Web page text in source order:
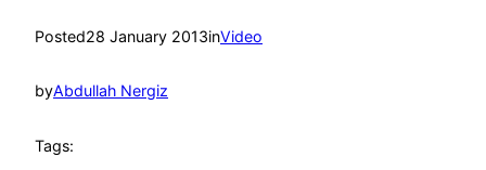
Posted28 January 2013inVideo
byAbdullah Nergiz
Tags: